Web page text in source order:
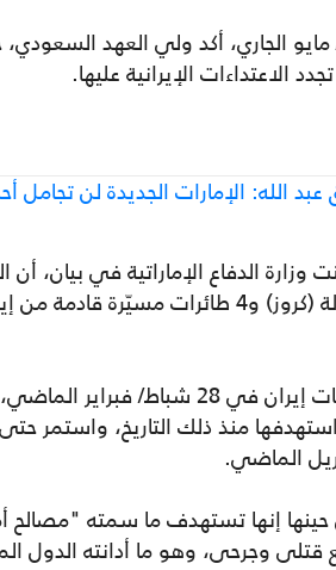
أيار/ مايو الجاري، أكد ولي العهد
الاعتداءات الإيرانية عليها.
عبد الله: الإمارات الجديدة لن
وبدأت هجمات إيران في 28
منذ ذلك التاريخ، واستمر
حينها إنها تستهدف ما سمته
قتلى وجرحى، وهو ما أدانته الدول